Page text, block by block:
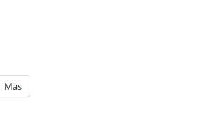
Más